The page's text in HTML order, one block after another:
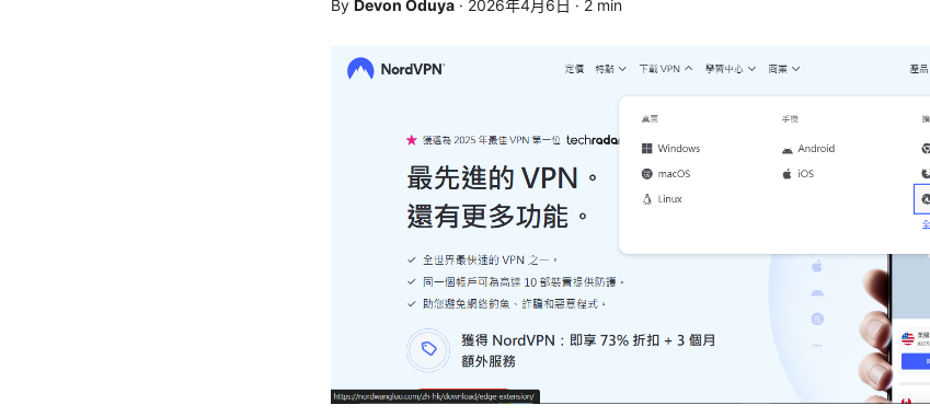
By Devon Oduya · 2026年4月6日 · 2 min